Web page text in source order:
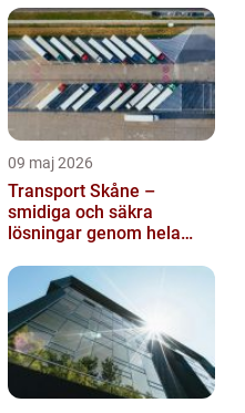
09 maj 2026
Transport Skåne –
smidiga och säkra
lösningar genom hela